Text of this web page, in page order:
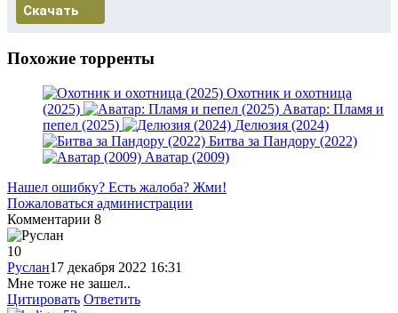
Скачать
Похожие торренты
Охотник и охотница
(2025)
Аватар: Пламя и
пепел (2025)
Делюзия (2024)
Битва за Пандору (2022)
Аватар (2009)
Нашел ошибку? Есть жалоба? Жми!
Пожаловаться администрации
Комментарии 8
10
Руслан17 декабря 2022 16:31
Мне тоже не зашел..
Цитировать Ответить